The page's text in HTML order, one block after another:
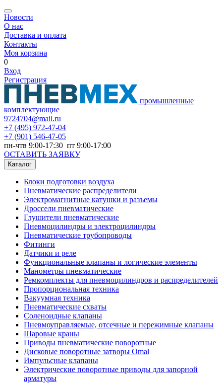
Новости
О нас
Доставка и оплата
Контакты
Моя корзина
0
Вход
Регистрация
промышленные
комплектующие
9724704@mail.ru
+7 (495) 972-47-04
+7 (901) 546-47-05
пн-чтв 9:00-17:30 пт 9:00-17:00
ОСТАВИТЬ ЗАЯВКУ
Каталог
Блоки подготовки воздуха
Пневматические распределители
Электромагнитные катушки и разъемы
Дроссели пневматические
Глушители пневматические
Пневмоцилиндры и электроцилиндры
Пневматические трубопроводы
Фитинги
Датчики и реле
Функциональные клапаны и логические элементы
Манометры пневматические
Ремкомплекты для пневмоцилиндров и распределителей
Пропорциональная техника
Вакуумная техника
Пневматические схваты
Соленоидные клапаны
Пневмоуправляемые, отсечные и пережимные клапаны
Шаровые краны
Приводы пневматические поворотные
Дисковые поворотные затворы Omal
Импульсные клапаны
Электрические поворотные приводы для запорной
арматуры